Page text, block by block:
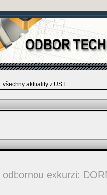
všechny aktuality z UST
exkurzi: